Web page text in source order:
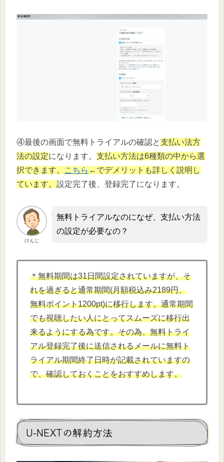
④最後の画面で無料トライアルの確認と支払い法方
法の設定になります。 支払い方法は6種類の中から選
択できます。
こちら ←でデメリットも詳しく説明し
ています。 設定完了後、登録完了になります。
けんじ
無料トライアルなのになぜ、支払い方法
の設定が必要なの？
＊無料期間は31日間設定されていますが、そ
れを過ぎると通常期間(月額税込み2189円、
無料ポイント1200pt)に移行します。通常期間
でも視聴したい人にとってスムーズに移行出
来るようにする為です。その為、無料トライ
アル登録完了後に送信されるメールに無料ト
ライアル期間終了日時が記載されていますの
で、確認しておくことをおすすめします。
U-NEXTの解約方法